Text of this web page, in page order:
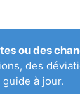
ou des
des
à jour.